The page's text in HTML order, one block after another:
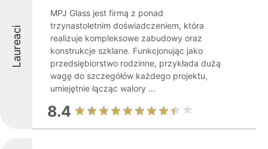
Laureaci
MPJ Glass jest firmą z ponad
trzynastoletnim doświadczeniem, która
realizuje kompleksowe zabudowy oraz
konstrukcje szklane. Funkcjonując jako
przedsiębiorstwo rodzinne, przykłada dużą
wagę do szczegółów każdego projektu,
umiejętnie łącząc walory ...
8.4